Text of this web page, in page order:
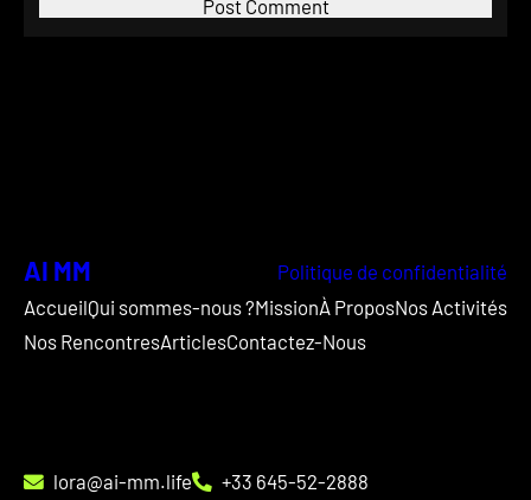
AI MM
Politique de confidentialité
AccueilQui sommes-nous ?MissionÀ ProposNos Activités
Nos RencontresArticlesContactez-Nous
lora@ai-mm.life +33 645-52-2888